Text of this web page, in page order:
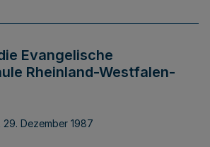
Evangelische
Rheinland-Westfalen-
29. Dezember 1987